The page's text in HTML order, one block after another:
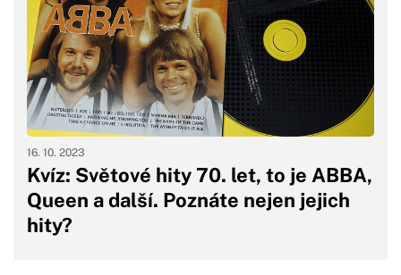
Kvíz: Světové hity 70. let, to je ABBA,
Queen a další. Poznáte nejen jejich
hity?
16. 10. 2023